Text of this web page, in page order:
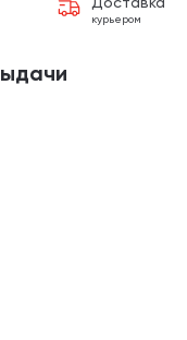
курьером